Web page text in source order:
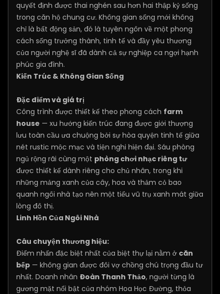
quyết định được thai nghén sau hơn hai thập kỷ sống
trong căn hộ chung cư. Không gian sống mới không
chỉ là bất động sản, đó là tuyên ngôn về một phong
cách sống trưởng thành, tinh tế và đầy yêu thương
của người nghệ sĩ đã dành cả sự nghiệp ca ngợi hạnh
phúc gia đình.
Kiến Trúc & Không Gian Sống
Đặc điểm và giá trị
Công trình được thiết kế theo phong cách farm
house — xu hướng kiến trúc đang được giới thượng
lưu toàn cầu ưa chuộng bởi sự hòa quyện tinh tế giữa
nét rustic mộc mạc và tiện nghi hiện đại. Sáu phòng
ngủ rộng rãi cùng một phòng chơi nhạc riêng tư
được thiết kế dành riêng cho chủ nhân, trong khi
những mảng xanh của cây, hoa và thảm cỏ bao
quanh ngôi nhà tạo nên một tiểu vũ trụ xanh mát giữa
lòng đô thị.
Linh Hồn Của Ngôi Nhà
Câu chuyện thương hiệu:
Điểm nhấn đặc biệt nhất của biệt thự lại nằm ở căn
bếp — không gian được đôi vợ chồng chú trọng đầu tư
nhất. Doanh nhân Đoàn Thanh Thảo, người từng là
gương mặt nổi bật của nhóm Hoa Học Đường, thỏa